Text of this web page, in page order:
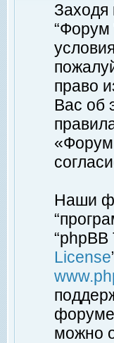
“Форум
право
Вас об
«Форум
Наши
License
можно